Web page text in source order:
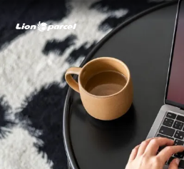
Layanan kami
Pengiriman
COD
Pengiriman Internasional
Promo & tips